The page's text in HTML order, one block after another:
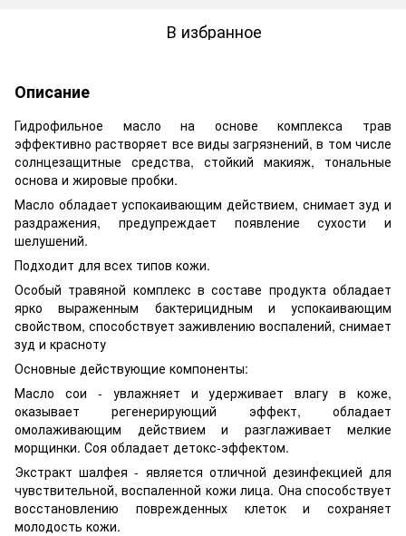
В избранное
Описание
Гидрофильное масло на основе комплекса трав
эффективно растворяет все виды загрязнений, в том числе
солнцезащитные средства, стойкий макияж, тональные
основа и жировые пробки.
Масло обладает успокаивающим действием, снимает зуд и
раздражения, предупреждает появление сухости и
шелушений.
Подходит для всех типов кожи.
Особый травяной комплекс в составе продукта обладает
ярко выраженным бактерицидным и успокаивающим
свойством, способствует заживлению воспалений, снимает
зуд и красноту
Основные действующие компоненты:
Масло сои - увлажняет и удерживает влагу в коже,
оказывает регенерирующий эффект, обладает
омолаживающим действием и разглаживает мелкие
морщинки. Соя обладает детокс-эффектом.
Экстракт шалфея - является отличной дезинфекцией для
чувствительной, воспаленной кожи лица. Она способствует
восстановлению поврежденных клеток и сохраняет
молодость кожи.